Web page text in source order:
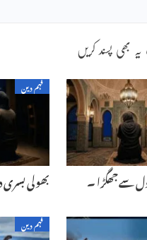
بھی پسند کریں
سے جھگڑا ۔
فہم دین
بھولی
فہم دین